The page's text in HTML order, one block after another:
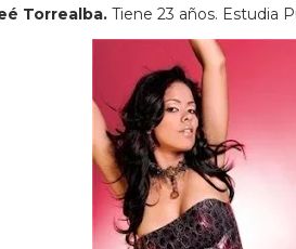
Torrealba. Tiene 23 años. Estudia